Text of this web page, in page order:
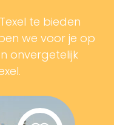
te bieden
we voor je op
onvergetelijk